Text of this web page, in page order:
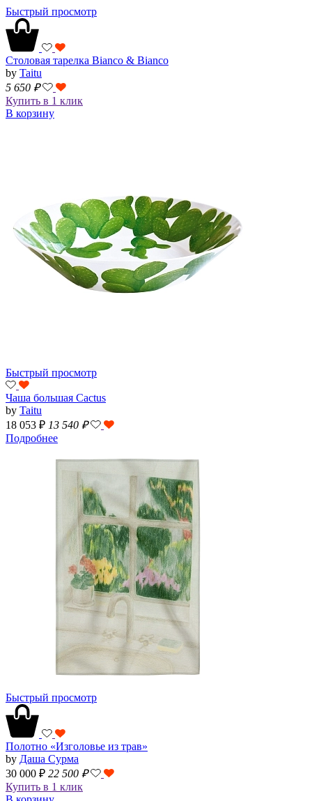
Быстрый просмотр
Столовая тарелка Bianco & Bianco
by Taitu
5 650 ₽
Купить в 1 клик
В корзину
Быстрый просмотр
Чаша большая Cactus
by Taitu
18 053 ₽ 13 540 ₽
Подробнее
Быстрый просмотр
Полотно «Изголовье из трав»
by Даша Сурма
30 000 ₽ 22 500 ₽
Купить в 1 клик